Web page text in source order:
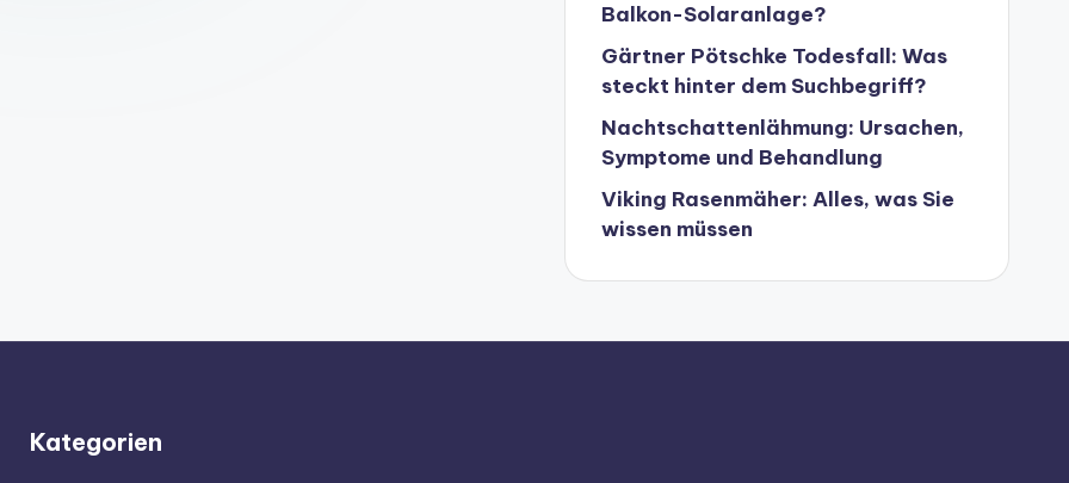
Balkon-Solaranlage?
Gärtner Pötschke Todesfall: Was
steckt hinter dem Suchbegriff?
Nachtschattenlähmung: Ursachen,
Symptome und Behandlung
Viking Rasenmäher: Alles, was Sie
wissen müssen
Kategorien